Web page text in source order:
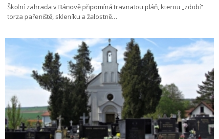
Školní zahrada v Bánově připomíná travnatou pláň, kterou „zdobí“
torza pařeniště, skleníku a žalostně…